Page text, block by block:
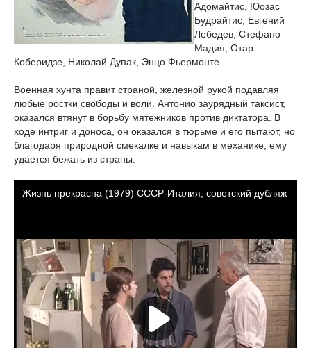
Адомайтис, Юозас
Будрайтис, Евгений
Лебедев, Стефано
Мадия, Отар
Коберидзе, Николай Дупак, Энцо Фьермонте
Военная хунта правит страной, железной рукой подавляя
любые ростки свободы и воли. Антонио заурядный таксист,
оказался втянут в борьбу мятежников против диктатора. В
ходе интриг и доноса, он оказался в тюрьме и его пытают, но
благодаря природной смекалке и навыкам в механике, ему
удается бежать из страны.